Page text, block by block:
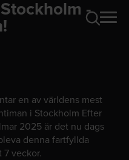
-
en av världens mest
i Stockholm Efter
2025 är det nu dags
denna fartfyllda
7 veckor.